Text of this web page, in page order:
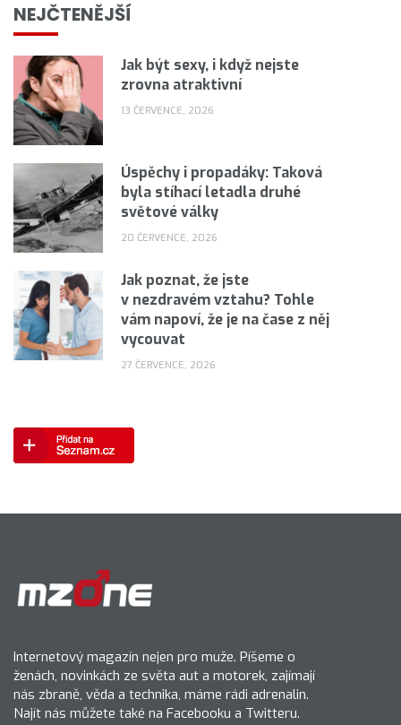
NEJČTENĚJŠÍ
Jak být sexy, i když nejste
zrovna atraktivní
13 ČERVENCE, 2026
Úspěchy i propadáky: Taková
byla stíhací letadla druhé
světové války
20 ČERVENCE, 2026
Jak poznat, že jste
v nezdravém vztahu? Tohle
vám napoví, že je na čase z něj
vycouvat
27 ČERVENCE, 2026
Internetový magazín nejen pro muže. Píšeme o
ženách, novinkách ze světa aut a motorek, zajímají
nás zbraně, věda a technika, máme rádi adrenalin.
Najít nás můžete také na Facebooku a Twitteru.